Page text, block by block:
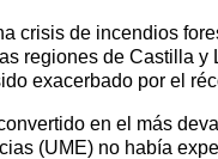
crisis de incendios
regiones de Castilla y
exacerbado por el
en el más
(UME) no había